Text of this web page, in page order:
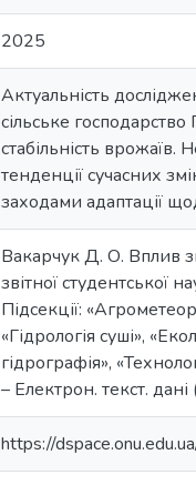
2025
Актуальність
сільське
стабільність
тенденції сучасних
заходами адаптації
Вакарчук Д. О. Вплив
звітної студентської
Підсекції:
«Гідрологія суші»,
гідрографія»,
– Електрон. текст.
https://